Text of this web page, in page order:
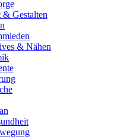
Gestalten
& Nähen